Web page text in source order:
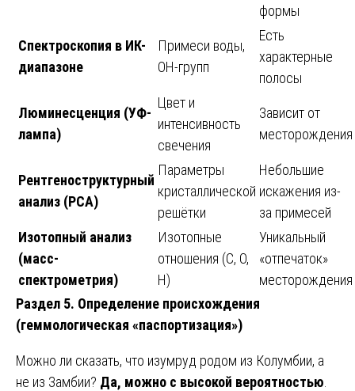
формы
Спектроскопия в ИК-
диапазоне
Примеси воды,
OH-групп
Есть
характерные
полосы
Люминесценция (УФ-
лампа)
Цвет и
интенсивность
свечения
Зависит от
месторождения
Рентгеноструктурный
анализ (РСА)
Параметры
кристаллической
решётки
Небольшие
искажения из-
за примесей
Изотопный анализ
(масс-
спектрометрия)
Изотопные
отношения (C, O,
H)
Уникальный
«отпечаток»
месторождения
Раздел 5. Определение происхождения
(геммологическая «паспортизация»)
Можно ли сказать, что изумруд родом из Колумбии, а
не из Замбии? Да, можно с высокой вероятностью